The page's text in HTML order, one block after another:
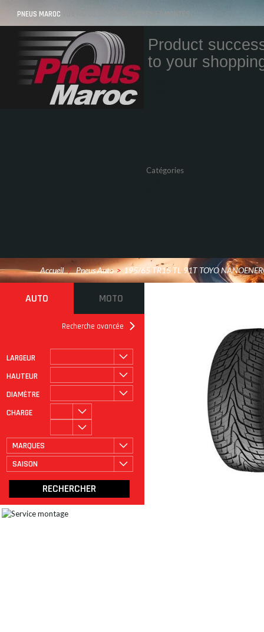
PNEUS MAROC VOS PNEUS AU MAROC LIVRÉS ET MONTÉS
Product
to your
Catégories
Accueil / Pneus Auto > 195/65 TR15 TL 91T TOYO
AUTO MOTO
Recherche avancée
LARGEUR
HAUTEUR
DIAMÈTRE
CHARGE
MARQUES
SAISON
ROULAGE À PLAT